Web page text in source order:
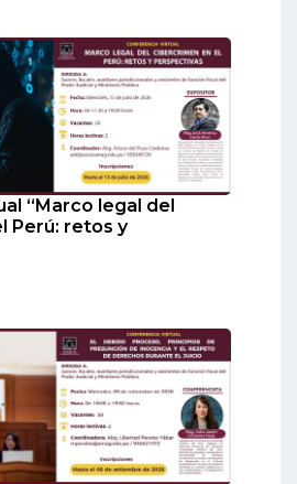
“Marco legal del
Perú: retos y